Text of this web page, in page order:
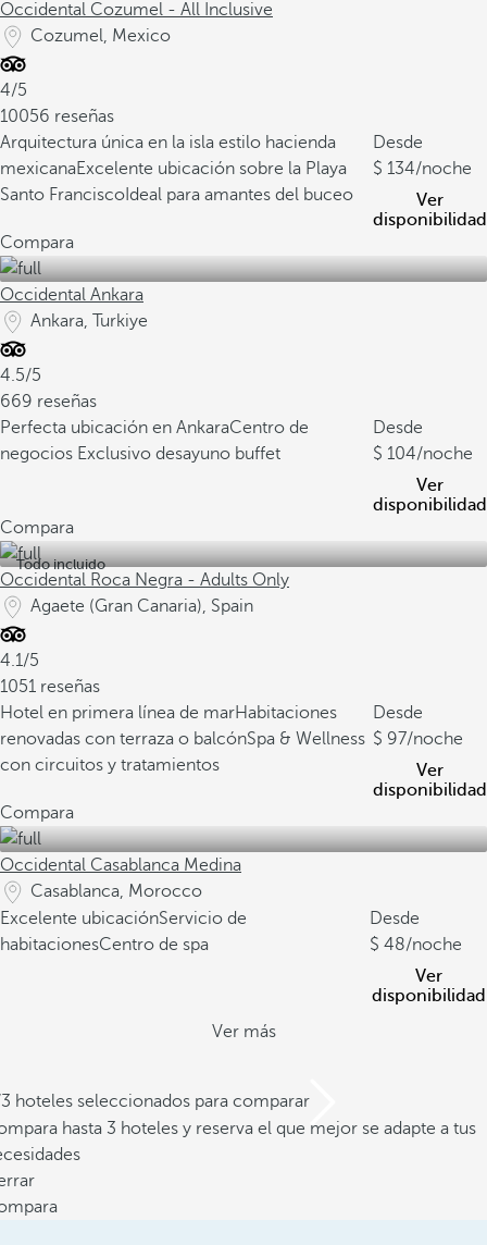
Occidental Cozumel - All Inclusive
Cozumel, Mexico
4/5
10056 reseñas
Arquitectura única en la isla estilo hacienda
mexicanaExcelente ubicación sobre la Playa
Santo Francisco Ideal para amantes del buceo
Desde
134/noche
Ver
disponibilidad
Compara
Occidental Ankara
Ankara, Turkiye
4.5/5
669 reseñas
Perfecta ubicación en AnkaraCentro de
negocios Exclusivo desayuno buffet
Desde
104/noche
Ver
disponibilidad
Compara
Todo incluido
Occidental Roca Negra - Adults Only
Agaete (Gran Canaria), Spain
4.1/5
1051 reseñas
Hotel en primera línea de marHabitaciones
renovadas con terraza o balcónSpa & Wellness
con circuitos y tratamientos
Desde
97/noche
Ver
disponibilidad
Compara
Occidental Casablanca Medina
Casablanca, Morocco
Excelente ubicaciónServicio de
habitacionesCentro de spa
Desde
48/noche
Ver
disponibilidad
Ver más
hoteles seleccionados para comparar
hasta 3 hoteles y reserva el que mejor se adapte a tus